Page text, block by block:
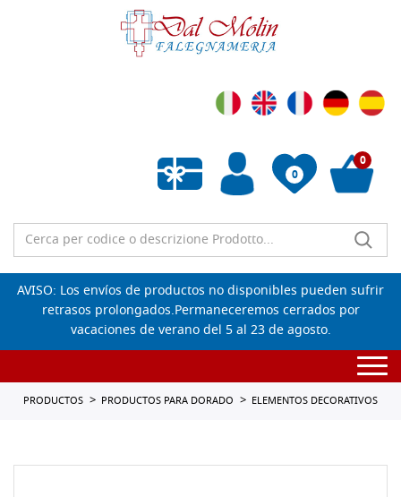
0
Lista de deseos vacía
0
AVISO: Los envíos de productos no disponibles pueden sufrir
retrasos prolongados.Permaneceremos cerrados por
vacaciones de verano del 5 al 23 de agosto.
PRODUCTOS PRODUCTOS PARA DORADO ELEMENTOS DECORATIVOS